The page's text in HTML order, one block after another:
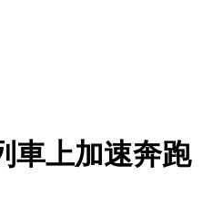
車上加速奔跑